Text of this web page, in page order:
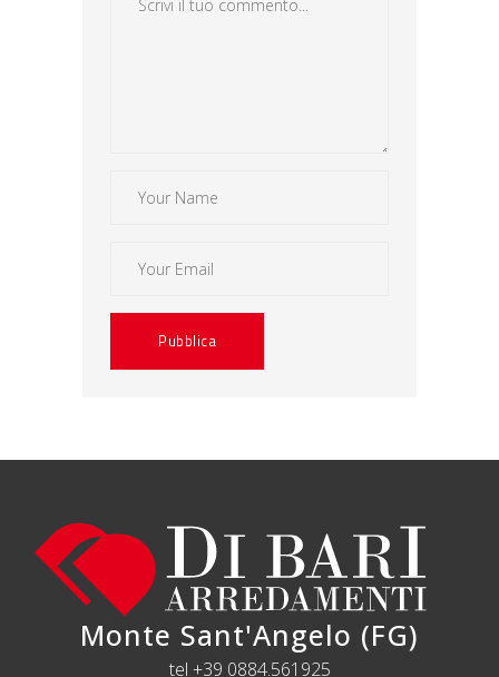
Monte Sant'Angelo (FG)
tel +39 0884.561925